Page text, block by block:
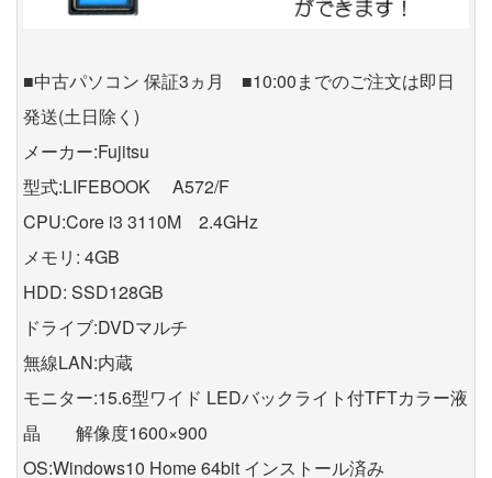
■中古パソコン 保証3ヵ月 ■10:00までのご注文は即日
発送(土日除く)
メーカー:Fujitsu
型式:LIFEBOOK A572/F
CPU:Core i3 3110M 2.4GHz
メモリ: 4GB
HDD: SSD128GB
ドライブ:DVDマルチ
無線LAN:内蔵
モニター:15.6型ワイド LEDバックライト付TFTカラー液
晶 解像度1600×900
OS:Windows10 Home 64bit インストール済み